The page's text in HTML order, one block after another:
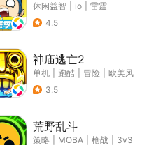
休闲益智 io
雷霆
4.5
神庙逃亡2
单机 跑酷 冒险
欧美风
3.5
荒野乱斗
策略 MOBA 枪战
3v3